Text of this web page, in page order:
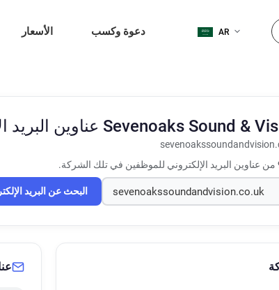
الأسعار دعوة وكسب AR
Sevenoaks Sound & عناوين البريد
من عناوين البريد الإلكتروني للموظفين في تلك الشركة.
البحث عن البريد